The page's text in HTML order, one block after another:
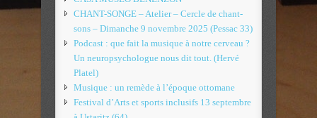
CHANT-SONGE – Atelier – Cercle de chant-
sons – Dimanche 9 novembre 2025 (Pessac 33)
Podcast : que fait la musique à notre cerveau ?
Un neuropsychologue nous dit tout. (Hervé
Platel)
Musique : un remède à l’époque ottomane
Festival d’Arts et sports inclusifs 13 septembre